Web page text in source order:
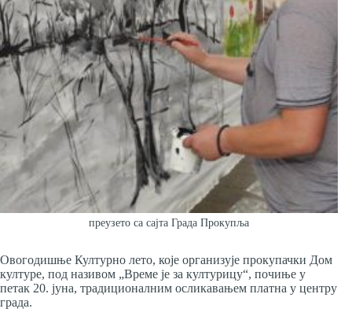
преузето са сајта Града Прокупља
Овогодишње Културно лето, које организује прокупачки Дом
културе, под називом „Време је за културицу“, почиње у
петак 20. јуна, традиционалним осликавањем платна у центру
града.